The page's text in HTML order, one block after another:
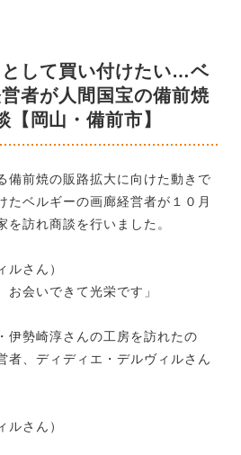
として買い付けたい…ベ
者が人間国宝の備前焼
【岡山・備前市】
備前焼の販路拡大に向けた動きで
たベルギーの画廊経営者が１０月
を訪れ商談を行いました。
ルさん）
お会いできて光栄です」
伊勢崎淳さんの工房を訪れたの
者、ディディエ・デルヴィルさん
ルさん）